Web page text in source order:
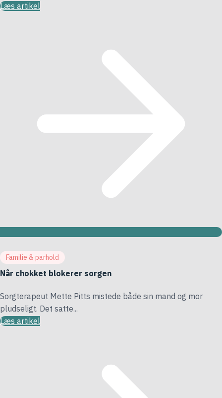
Læs artikel
Familie & parhold
Når chokket blokerer sorgen
Sorgterapeut Mette Pitts mistede både sin mand og mor
pludseligt. Det satte...
Læs artikel